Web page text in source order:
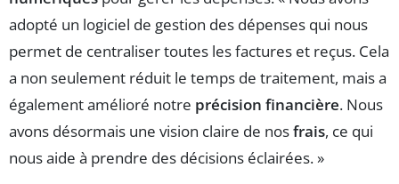
adopté un logiciel de gestion des dépenses qui nous
permet de centraliser toutes les factures et reçus. Cela
a non seulement réduit le temps de traitement, mais a
également amélioré notre précision financière. Nous
avons désormais une vision claire de nosfrais, ce qui
nous aide à prendre des décisions éclairées. »